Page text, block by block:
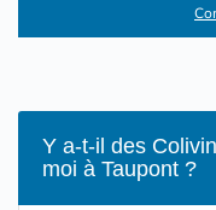
Y a-t-il des
moi à Taupont ?